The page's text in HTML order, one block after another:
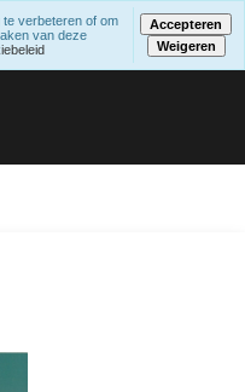
verbeteren of om
van deze
Accepteren
Weigeren